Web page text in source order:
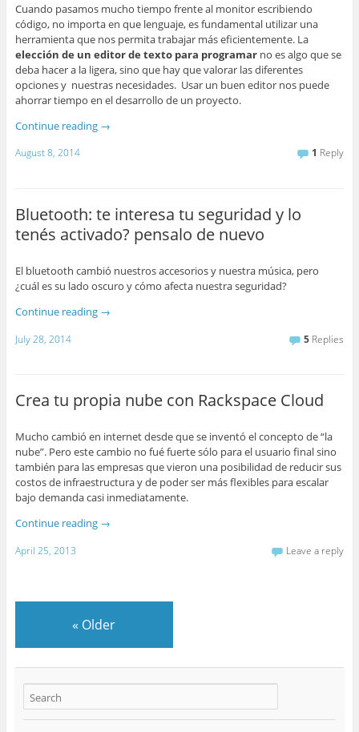
Cuando pasamos mucho tiempo frente al monitor escribiendo
código, no importa en que lenguaje, es fundamental utilizar una
herramienta que nos permita trabajar más eficientemente. La
elección de un editor de texto para programarno es algo que se
deba hacer a la ligera, sino que hay que valorar las diferentes
opciones y nuestras necesidades. Usar un buen editor nos puede
ahorrar tiempo en el desarrollo de un proyecto.
Continue reading →
August 8, 2014 1 Reply
Bluetooth: te interesa tu seguridad y lo
tenés activado? pensalo de nuevo
El bluetooth cambió nuestros accesorios y nuestra música, pero
¿cuál es su lado oscuro y cómo afecta nuestra seguridad?
Continue reading →
July 28, 2014 5 Replies
Crea tu propia nube con Rackspace Cloud
Mucho cambió en internet desde que se inventó el concepto de “la
nube”. Pero este cambio no fué fuerte sólo para el usuario final sino
también para las empresas que vieron una posibilidad de reducir sus
costos de infraestructura y de poder ser más flexibles para escalar
bajo demanda casi inmediatamente.
Continue reading →
April 25, 2013 Leave a reply
« Older